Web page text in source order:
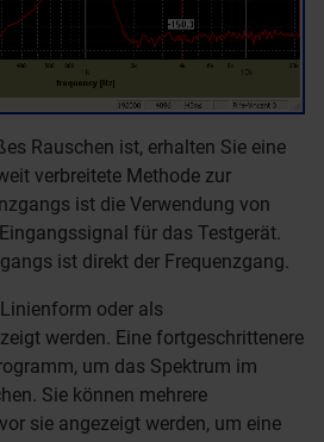
Rauschen ist, erhalten Sie eine
verbreitete Methode zur
ist die Verwendung von
für das Testgerät.
ist direkt der Frequenzgang.
oder als
werden. Eine fortgeschrittenere
um das Spektrum im
Sie können mehrere
sie angezeigt werden, um eine